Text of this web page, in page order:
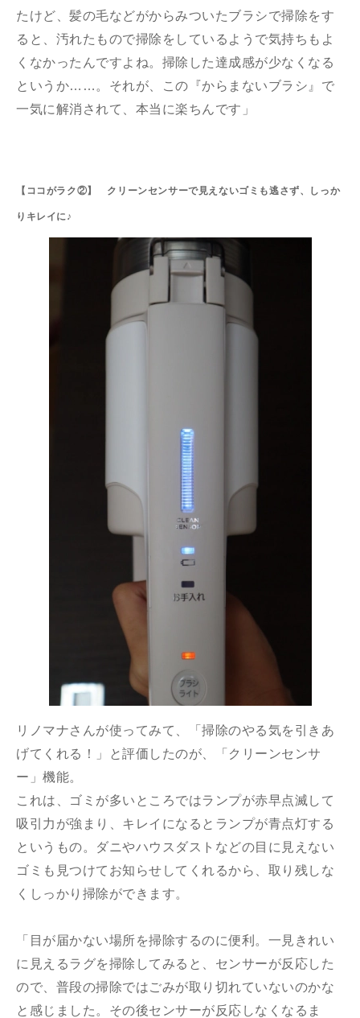
たけど、髪の毛などがからみついたブラシで掃除をす
ると、汚れたもので掃除をしているようで気持ちもよ
くなかったんですよね。掃除した達成感が少なくなる
というか……。それが、この『からまないブラシ』で
一気に解消されて、本当に楽ちんです」
【ココがラク②】 クリーンセンサーで見えないゴミも逃さず、しっか
りキレイに♪
リノマナさんが使ってみて、「掃除のやる気を引きあ
げてくれる！」と評価したのが、「クリーンセンサ
ー」機能。
これは、ゴミが多いところではランプが赤早点滅して
吸引力が強まり、キレイになるとランプが青点灯する
というもの。ダニやハウスダストなどの目に見えない
ゴミも見つけてお知らせしてくれるから、取り残しな
くしっかり掃除ができます。
「目が届かない場所を掃除するのに便利。一見きれい
に見えるラグを掃除してみると、センサーが反応した
ので、普段の掃除ではごみが取り切れていないのかな
と感じました。その後センサーが反応しなくなるま